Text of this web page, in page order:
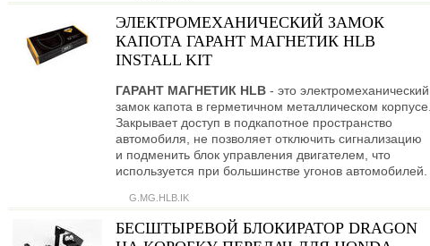
ЭЛЕКТРОМЕХАНИЧЕСКИЙ ЗАМОК
КАПОТА ГАРАНТ МАГНЕТИК HLB
INSTALL KIT
ГАРАНТ МАГНЕТИК HLB - это электромеханический
замок капота в герметичном металлическом корпусе.
Закрывает доступ в подкапотное пространство
автомобиля, не позволяет отключить сигнализацию
и подменить блок управления двигателем, что
используется при большинстве угонов автомобилей.
G.MG.HLB.IK
БЕСШТЫРЕВОЙ БЛОКИРАТОР DRAGON